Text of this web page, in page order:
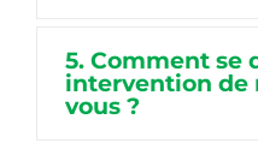
5. Comment se
intervention de
vous ?